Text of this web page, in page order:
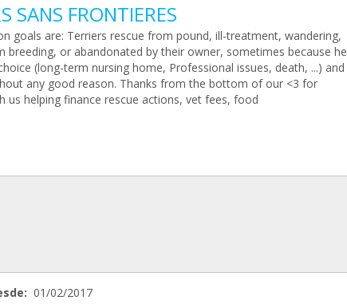
SANS FRONTIERES
goals are: Terriers rescue from pound, ill-treatment, wandering,
breeding, or abandonated by their owner, sometimes because he
(long-term nursing home, Professional issues, death, ...) and
any good reason. Thanks from the bottom of our <3 for
us helping finance rescue actions, vet fees, food
01/02/2017